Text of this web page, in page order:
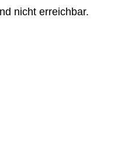
nicht erreichbar.